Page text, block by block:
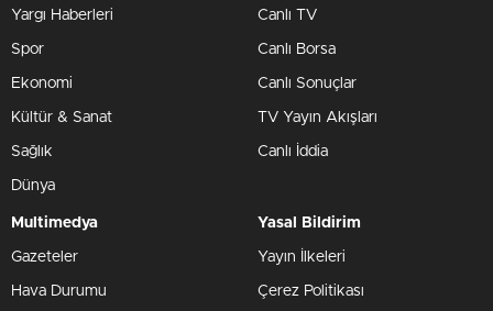
Yargı Haberleri
Spor
Ekonomi
Kültür & Sanat
Sağlık
Dünya
Canlı TV
Canlı Borsa
Canlı Sonuçlar
TV Yayın Akışları
Canlı İddia
Multimedya
Gazeteler
Hava Durumu
Yasal Bildirim
Yayın İlkeleri
Çerez Politikası